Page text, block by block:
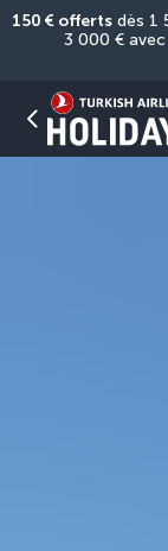
150 € offerts dès 1
3 000 € avec